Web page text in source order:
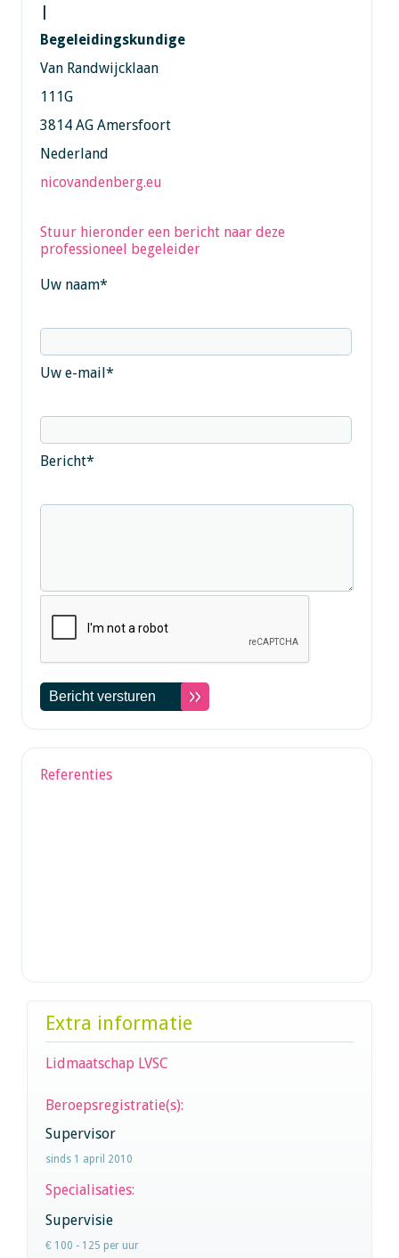
|
Begeleidingskundige
Van Randwijcklaan
111G
3814 AG Amersfoort
Nederland
nicovandenberg.eu
Stuur hieronder een bericht naar deze
professioneel begeleider
Uw naam*
Uw e-mail*
Bericht*
Referenties
Extra informatie
Lidmaatschap LVSC
Beroepsregistratie(s):
Supervisor
sinds 1 april 2010
Specialisaties:
Supervisie
€ 100 - 125 per uur